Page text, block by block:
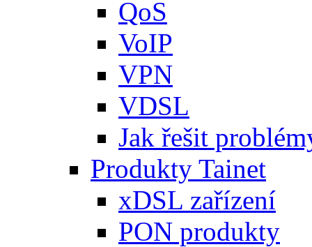
QoS
VoIP
VPN
VDSL
Jak řešit
Produkty Tainet
xDSL zařízení
PON produkty